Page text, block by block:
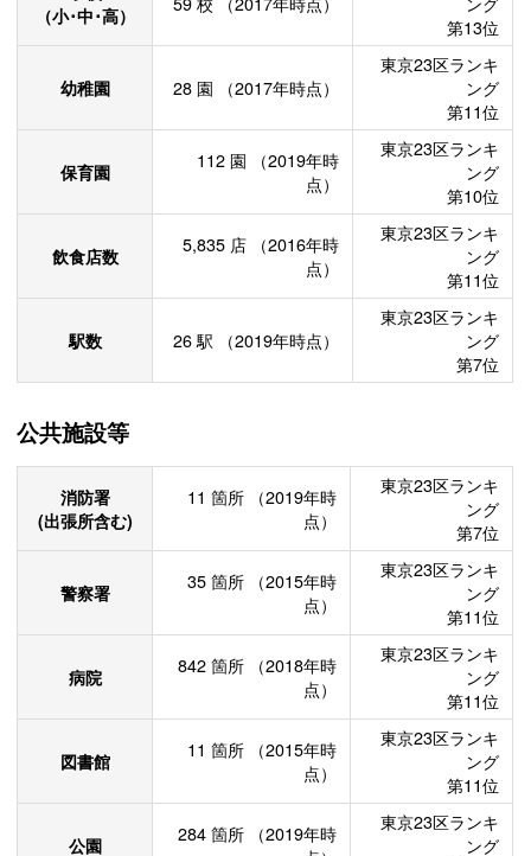
（小･中･高）
第13位
幼稚園 28 園 （2017年時点）
東京23区ランキ
ング
第11位
保育園 112 園
（2019年時
点）
東京23区ランキ
ング
第10位
飲食店数 5,835 店
（2016年時
点）
東京23区ランキ
ング
第11位
駅数 26 駅 （2019年時点）
東京23区ランキ
ング
第7位
公共施設等
消防署
(出張所含む)
11 箇所
（2019年時
点）
東京23区ランキ
ング
第7位
警察署 35 箇所
（2015年時
点）
東京23区ランキ
ング
第11位
病院 842 箇所
（2018年時
点）
東京23区ランキ
ング
第11位
図書館 11 箇所
（2015年時
点）
東京23区ランキ
ング
第11位
公園 284 箇所
（2019年時
東京23区ランキ
ング